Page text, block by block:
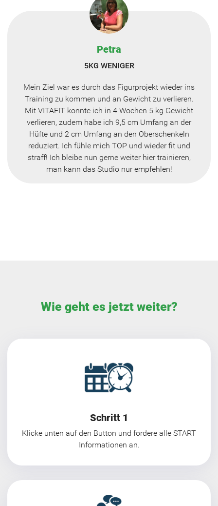
Petra
5KG WENIGER
Mein Ziel war es durch das Figurprojekt wieder ins
Training zu kommen und an Gewicht zu verlieren.
Mit VITAFIT konnte ich in 4 Wochen 5 kg Gewicht
verlieren, zudem habe ich 9,5 cm Umfang an der
Hüfte und 2 cm Umfang an den Oberschenkeln
reduziert. Ich fühle mich TOP und wieder fit und
straff! Ich bleibe nun gerne weiter hier trainieren,
man kann das Studio nur empfehlen!
Wie geht es jetzt weiter?
Schritt 1
Klicke unten auf den Button und fordere alle START
Informationen an.